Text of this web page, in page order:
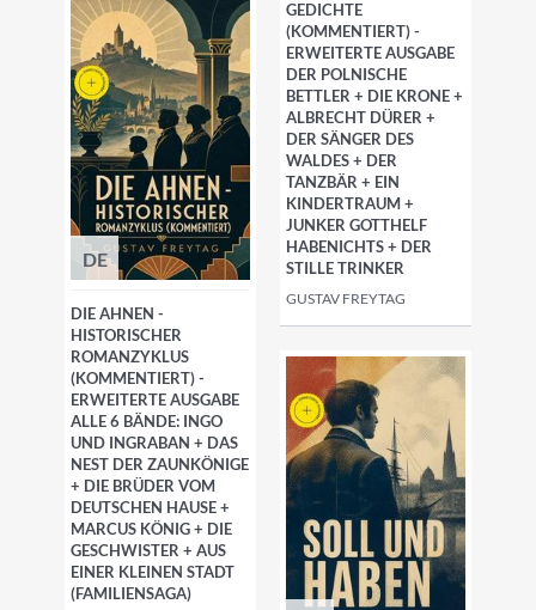
GEDICHTE
(KOMMENTIERT) -
ERWEITERTE AUSGABE
DER POLNISCHE
BETTLER + DIE KRONE +
ALBRECHT DÜRER +
DER SÄNGER DES
WALDES + DER
TANZBÄR + EIN
KINDERTRAUM +
JUNKER GOTTHELF
HABENICHTS + DER
STILLE TRINKER
GUSTAV FREYTAG
DE
DIE AHNEN -
HISTORISCHER
ROMANZYKLUS
(KOMMENTIERT) -
ERWEITERTE AUSGABE
ALLE 6 BÄNDE: INGO
UND INGRABAN + DAS
NEST DER ZAUNKÖNIGE
+ DIE BRÜDER VOM
DEUTSCHEN HAUSE +
MARCUS KÖNIG + DIE
GESCHWISTER + AUS
EINER KLEINEN STADT
(FAMILIENSAGA)